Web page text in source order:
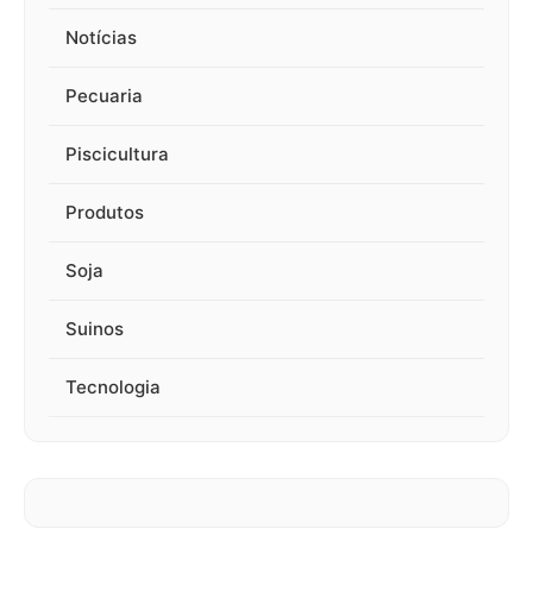
Notícias
Pecuaria
Piscicultura
Produtos
Soja
Suinos
Tecnologia